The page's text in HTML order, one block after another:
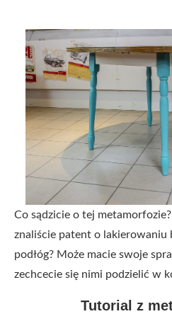
Co sądzicie o tej
znaliście patent o lakierowaniu
podłóg? Może macie swoje
zechcecie się nimi podzielić w
Tutorial z